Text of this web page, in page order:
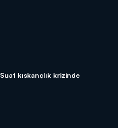
Suat kıskançlık krizinde